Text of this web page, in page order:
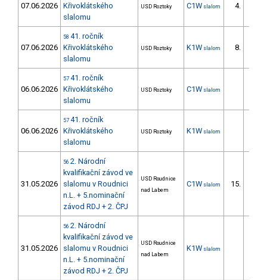
07.06.2026 Křivoklátského
slalomu
USD Roztoky C1W slalom 4.
07.06.2026
58 41. ročník
Křivoklátského
slalomu
USD Roztoky K1W slalom 8.
06.06.2026
57 41. ročník
Křivoklátského
slalomu
USD Roztoky C1W slalom
06.06.2026
57 41. ročník
Křivoklátského
slalomu
USD Roztoky K1W slalom
31.05.2026
56 2. Národní
kvalifikační závod ve
slalomu v Roudnici
n.L. + 5.nominační
závod RDJ + 2. ČPJ
USD Roudnice
nad Labem
C1W slalom 15.
31.05.2026
56 2. Národní
kvalifikační závod ve
slalomu v Roudnici
n.L. + 5.nominační
závod RDJ + 2. ČPJ
USD Roudnice
nad Labem
K1W slalom